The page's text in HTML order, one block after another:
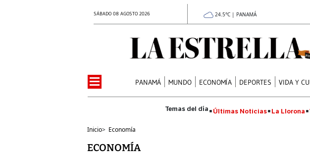
SÁBADO 08 AGOSTO 2026 24.5°C | PANAMÁ
PANAMÁ MUNDO ECONOMÍA DEPORTES VIDA Y
Últimas Noticias La Llorona
Inicio> Economía
ECONOMÍA